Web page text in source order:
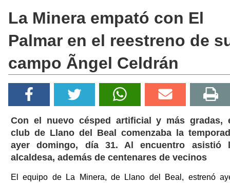
La Minera empató con El
Palmar en el reestreno de
campo Ãngel Celdrán
Con el nuevo césped artificial y más gradas,
club de Llano del Beal comenzaba la
ayer domingo, día 31. Al encuentro asistió
alcaldesa, además de centenares de vecinos
El equipo de La Minera, de Llano del Beal, estrenó